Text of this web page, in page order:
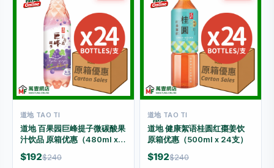
道地 TAO TI
道地 百果园巨峰提子微碳酸果
汁饮品 原箱优惠（480ml x
24支）
$192$240
道地 TAO TI
道地 健康絮语桂圆红棗姜饮
原箱优惠（500ml x 24支）
$192$240